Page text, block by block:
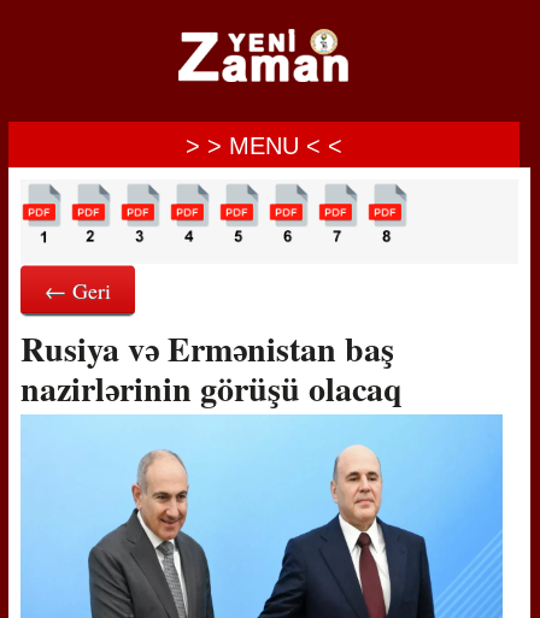
> > MENU < <
← Geri
Rusiya və Ermənistan baş
nazirlərinin görüşü olacaq